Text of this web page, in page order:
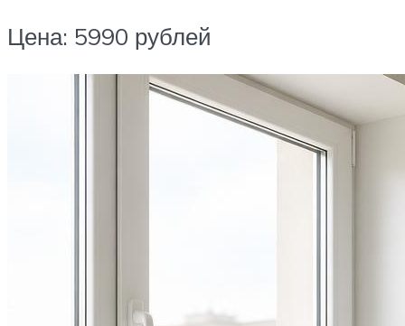
Цена: 5990 рублей